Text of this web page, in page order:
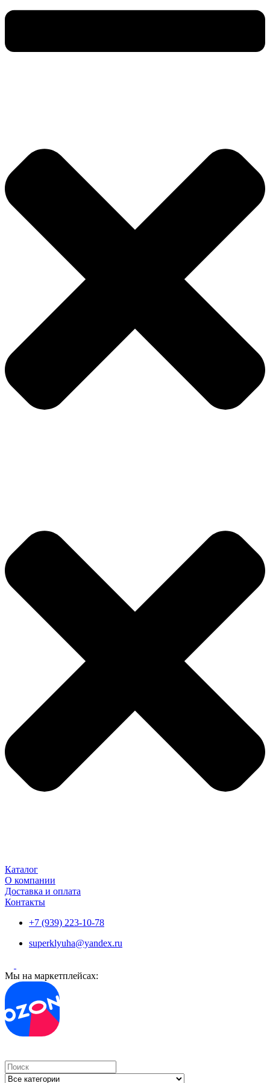
Каталог
О компании
Доставка и оплата
Контакты
+7 (939) 223-10-78
superklyuha@yandex.ru
Мы на маркетплейсах:
Search
...